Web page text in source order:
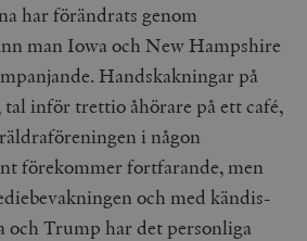
har förändrats genom
man Iowa och New Hampshire
Handskakningar på
inför trettio åhörare på ett café,
i någon
förekommer fortfarande, men
och med kändis-
och Trump har det personliga